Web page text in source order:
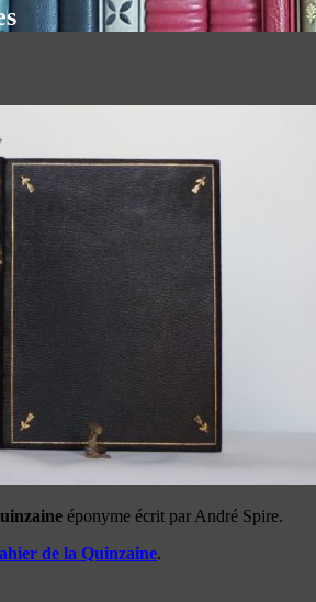
éponyme écrit par André Spire.
de la Quinzaine.